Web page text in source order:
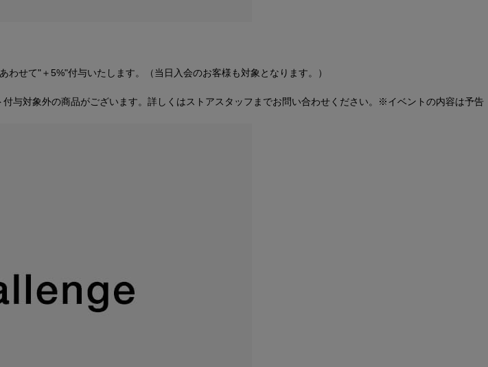
せて"＋5%"付与いたします。（当日入会のお客様も対象となります。）
対象外の商品がございます。詳しくはストアスタッフまでお問い合わせください。※イベントの内容は予告